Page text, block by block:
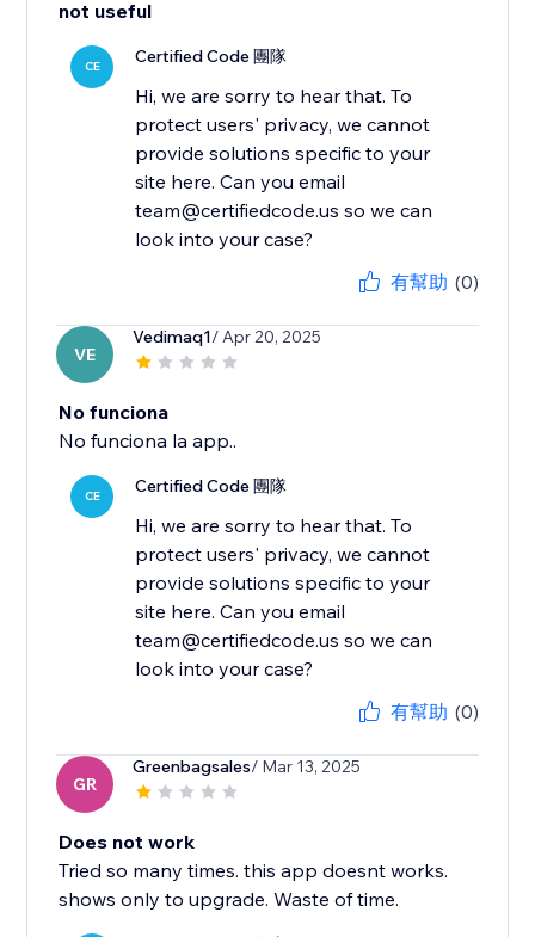
not useful
CE Certified Code 團隊
Hi, we are sorry to hear that. To
protect users' privacy, we cannot
provide solutions specific to your
site here. Can you email
team@certifiedcode.us so we can
look into your case?
有幫助 (0)
VE
Vedimaq1/ Apr 20, 2025
No funciona
No funciona la app..
CE Certified Code 團隊
Hi, we are sorry to hear that. To
protect users' privacy, we cannot
provide solutions specific to your
site here. Can you email
team@certifiedcode.us so we can
look into your case?
有幫助 (0)
GR
Greenbagsales/ Mar 13, 2025
Does not work
Tried so many times. this app doesnt works.
shows only to upgrade. Waste of time.